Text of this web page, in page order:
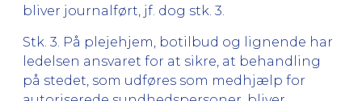
bliver journalført, jf. dog stk. 3.
Stk. 3. På plejehjem, botilbud og lignende har
ledelsen ansvaret for at sikre, at behandling
på stedet, som udføres som medhjælp for